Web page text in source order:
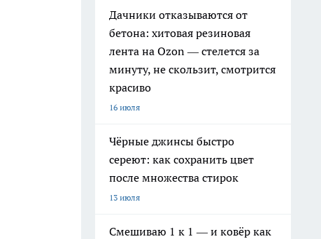
Дачники отказываются от
бетона: хитовая резиновая
лента на Ozon — стелется за
минуту, не скользит, смотрится
красиво
16 июля
Чёрные джинсы быстро
сереют: как сохранить цвет
после множества стирок
13 июля
Смешиваю 1 к 1 — и ковёр как